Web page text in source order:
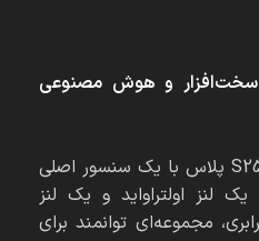
سخت‌افزار و هوش مصنوعی
سیستم دوربین سه‌گانه در S25 پلاس با یک سنسور اصلی
یک لنز اولتراواید و یک لنز
با زوم اپتیکال ۳ برابری، مجموعه‌ای توانمند برای